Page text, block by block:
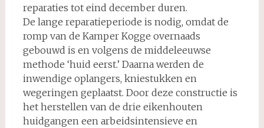
reparaties tot eind december duren.
De lange reparatieperiode is nodig, omdat de
romp van de Kamper Kogge overnaads
gebouwd is en volgens de middeleeuwse
methode ‘huid eerst.’ Daarna werden de
inwendige oplangers, kniestukken en
wegeringen geplaatst. Door deze constructie is
het herstellen van de drie eikenhouten
huidgangen een arbeidsintensieve en